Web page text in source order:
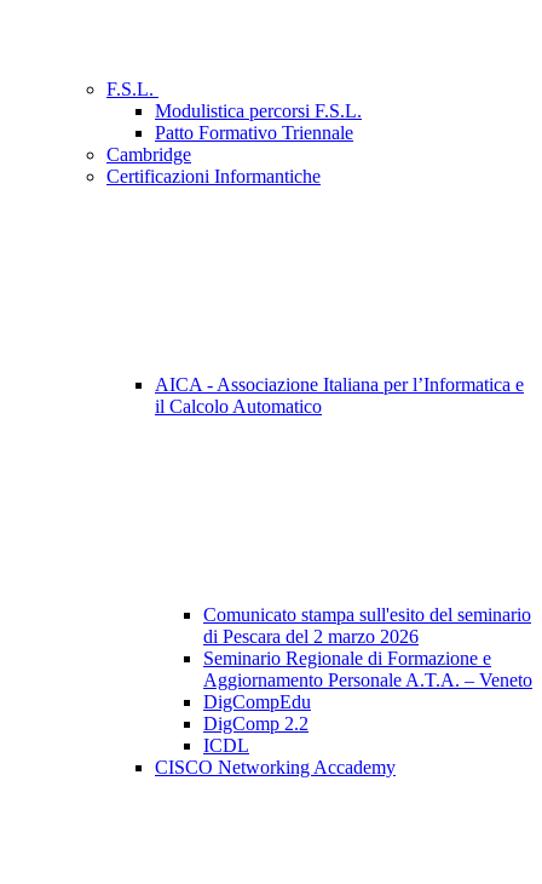
F.S.L.
Modulistica percorsi F.S.L.
Patto Formativo Triennale
Cambridge
Certificazioni Informantiche
AICA - Associazione Italiana per l’Informatica e
il Calcolo Automatico
Comunicato stampa sull'esito del seminario
di Pescara del 2 marzo 2026
Seminario Regionale di Formazione e
Aggiornamento Personale A.T.A. – Veneto
DigCompEdu
DigComp 2.2
ICDL
CISCO Networking Accademy